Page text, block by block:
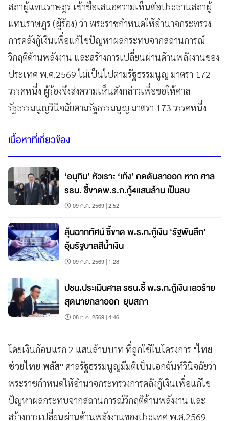
สภาผู้แทนราษฎร เข้าชื่อเสนอความเห็นต่อประธานสภาผู้
แทนราษฎร (ผู้ร้อง) ว่า พระราชกำหนดให้อำนาจกระทรวง
การคลังกู้เงินเพื่อแก้ไขปัญหาผลกระทบจากสถานการณ์
วิกฤติด้านพลังงาน และสร้างการเปลี่ยนผ่านด้านพลังงานของ
ประเทศ พ.ศ.2569 ไม่เป็นไปตามรัฐธรรมนูญ มาตรา 172
วรรคหนึ่ง ผู้ร้องจึงส่งความเห็นดังกล่าวเพื่อขอให้ศาล
รัฐธรรมนูญวินิจฉัยตามรัฐธรรมนูญ มาตรา 173 วรรคหนึ่ง
เนื้อหาที่เกี่ยวข้อง
‘อนุทิน’ หัวเราะ ‘เท้ง’ กดดันลาออก หาก ศาล
รธน. ชี้ขาดพ.ร.ก.กู้4แสนล้าน เป็นลบ
09 ก.ค. 2569 | 2:52
ลุ้นฉากทัศน์ ชี้ขาด พ.ร.ก.กู้เงิน ‘รัฐพันลึก’
อุ้มรัฐบาลสีน้ำเงิน
09 ก.ค. 2569 | 1:28
ปชน.ประเมินศาล รธน.ชี้ พ.ร.ก.กู้เงิน เลวร้าย
สุดนายกลาออก-ยุบสภา
08 ก.ค. 2569 | 4:46
โดยเงินก้อนแรก 2 แสนล้านบาท ที่ถูกใช้ในโครงการ "ไทย
ช่วยไทย พลัส" ศาลรัฐธรรมนูญมีมติเป็นเอกฉันท์วินิจฉัยว่า
พระราชกำหนดให้อำนาจกระทรวงการคลังกู้เงินเพื่อแก้ไข
ปัญหาผลกระทบจากสถานการณ์วิกฤติด้านพลังงาน และ
สร้างการเปลี่ยนผ่านด้านพลังงานของประเทศ พ.ศ.2569